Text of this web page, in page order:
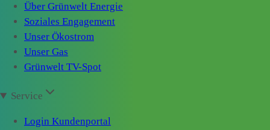
Über Grünwelt Energie
Soziales Engagement
Unser Ökostrom
Unser Gas
Grünwelt TV-Spot
Service
Login Kundenportal